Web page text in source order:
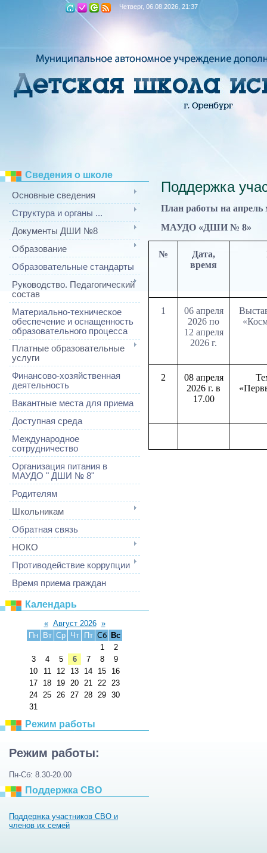
Четверг, 06.08.2026, 21:37
Сведения о школе
Основные сведения
Структура и органы ...
Документы ДШИ №8
Образование
Образовательные стандарты
Руководство. Педагогический
состав
Материально-техническое
обеспечение и оснащенность
образовательного процесса
Платные образовательные
услуги
Финансово-хозяйственная
деятельность
Вакантные места для приема
Доступная среда
Международное
сотрудничество
Организация питания в
МАУДО " ДШИ № 8"
Родителям
Школьникам
Обратная связь
НОКО
Противодействие коррупции
Время приема граждан
Календарь
« Август 2026 »
Пн Вт Ср Чт Пт Сб Вс
1
2
3
4 5 6 7 8
9
10
11 12 13 14 15
16
17
18 19 20 21 22
23
24
25 26 27 28 29 30
31
Режим работы
Режим работы:
Пн-Сб: 8.30-20.00
Поддержка СВО
Поддержка участников СВО и
членов их семей
Поддержка
План работы на апрель
МАУДО «ДШИ № 8»
№
Дата,
время
1
06 апреля
2026 по
12 апреля
2026 г.
2
08 апреля
2026 г. в
17.00